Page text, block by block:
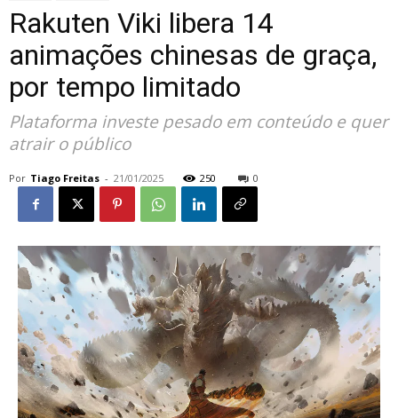
Rakuten Viki libera 14
animações chinesas de graça,
por tempo limitado
Plataforma investe pesado em conteúdo e quer
atrair o público
Por Tiago Freitas - 21/01/2025 250 0